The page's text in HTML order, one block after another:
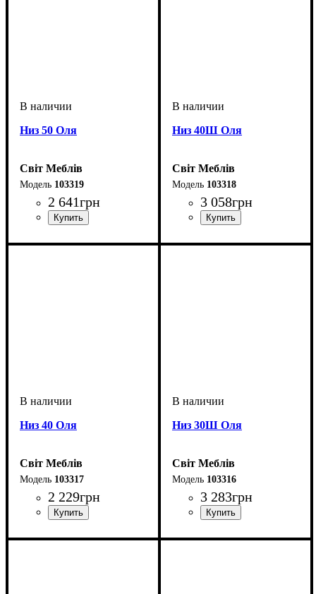
Низ 50 Оля
Світ Меблів
103319
2 641грн
Низ 40Ш Оля
Світ Меблів
103318
3 058грн
Низ 40 Оля
Світ Меблів
103317
2 229грн
Низ 30Ш Оля
Світ Меблів
103316
3 283грн